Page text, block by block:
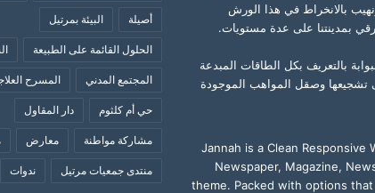
بالانخراط في هذا الورش
بمدينتنا على عدة مستويات.
بالتعريف بكل الطاقات المبدعة
تشجيعها وصقل المواهب الموجودة
Jannah is a Clean Responsive
Newspaper, Magazine,
theme. Packed with options
أصيلة البيئة بمرتيل
الحلول القائمة على الطبيعة
المجتمع المدني المسرح
حي أم كلثوم دار المقاول
مشاركة مواطنة معارض
منتدى جمعيات مرتيل ندوات